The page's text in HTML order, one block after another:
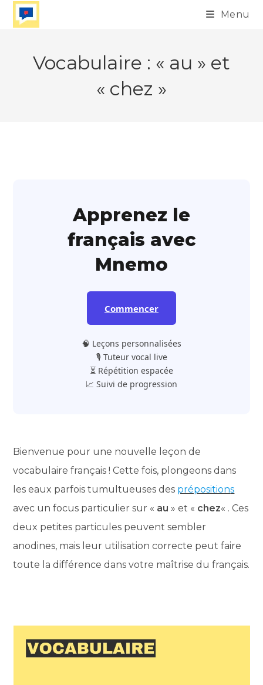
Skip
Menu
Vocabulaire : « au » et
« chez »
Apprenez le
français avec
Mnemo
Commencer
🧠 Leçons personnalisées
🎙️ Tuteur vocal live
⏳ Répétition espacée
📈 Suivi de progression
Bienvenue pour une nouvelle leçon de
vocabulaire français ! Cette fois, plongeons dans
les eaux parfois tumultueuses des prépositions
avec un focus particulier sur « au » et « chez« . Ces
deux petites particules peuvent sembler
anodines, mais leur utilisation correcte peut faire
toute la différence dans votre maîtrise du français.